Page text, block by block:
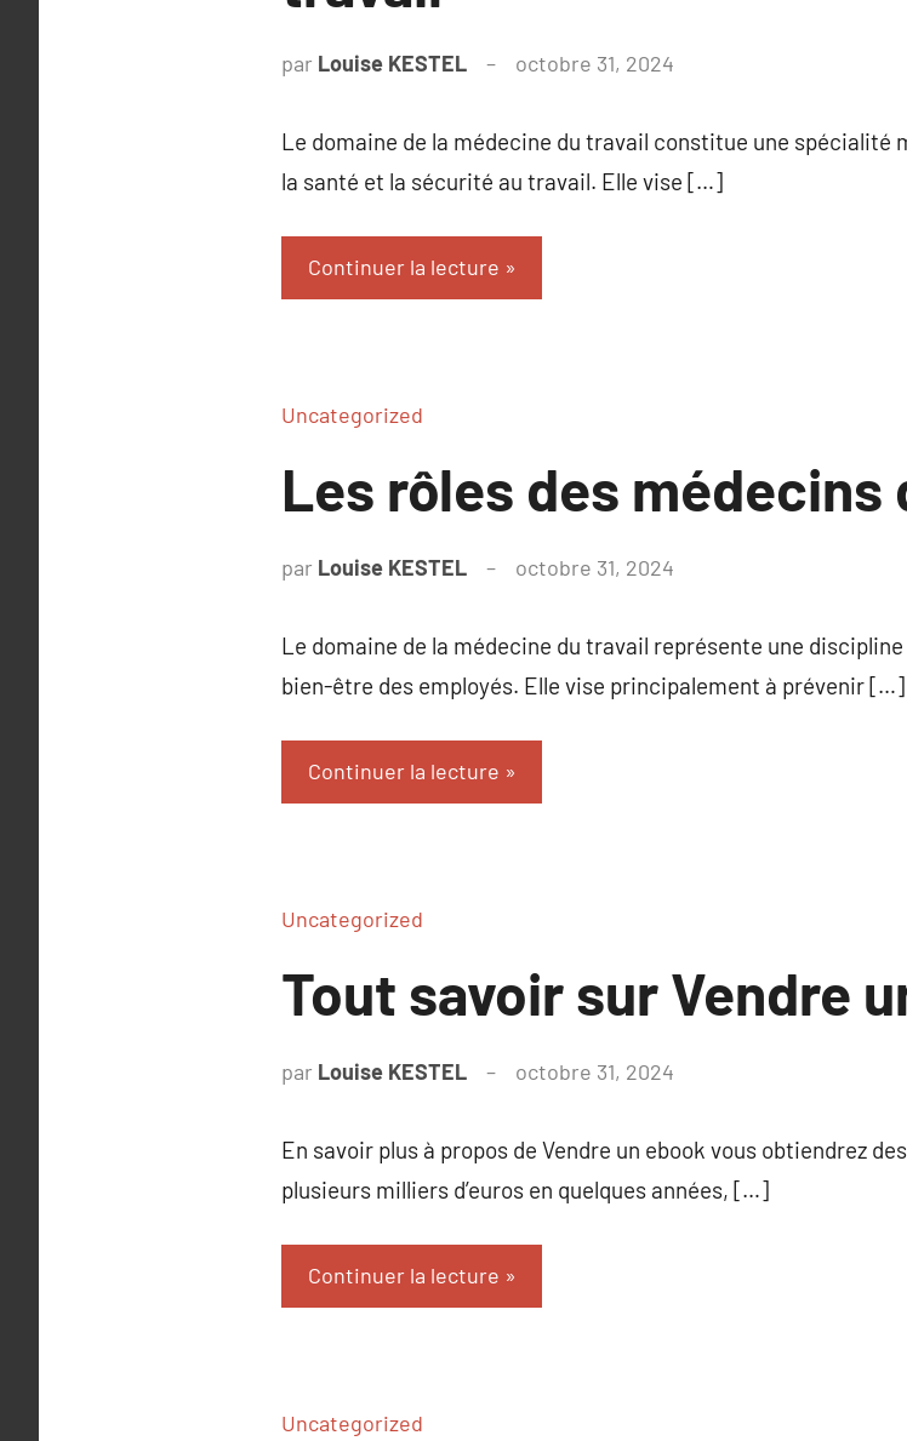
par Louise KESTEL octobre 31, 2024
Le domaine de la médecine du travail constitue une spécialité
la santé et la sécurité au travail. Elle vise […]
Continuer la lecture
Uncategorized
Les rôles des médecins
par Louise KESTEL octobre 31, 2024
Le domaine de la médecine du travail représente une
bien-être des employés. Elle vise principalement à prévenir […]
Continuer la lecture
Uncategorized
Tout savoir sur Vendre
par Louise KESTEL octobre 31, 2024
En savoir plus à propos de Vendre un ebook vous obtiendrez
plusieurs milliers d’euros en quelques années, […]
Continuer la lecture
Uncategorized